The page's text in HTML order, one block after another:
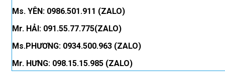
Ms. YÊN: 0986.501.911 (ZALO)
Mr. HẢI: 091.55.77.775(ZALO)
Ms.PHƯƠNG: 0934.500.963 (ZALO)
Mr. HƯNG: 098.15.15.985 (ZALO)